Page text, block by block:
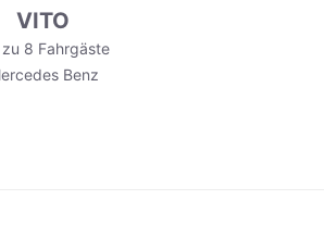
VITO
zu 8 Fahrgäste
Benz